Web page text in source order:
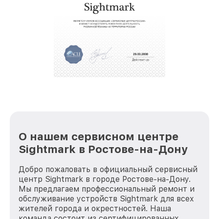
крупногабаритной техники, которые
обеспечат доставку устройств в сервис в
полной сохранности и бесплатно.
положительные отзывы и обрели отличную
репутацию. Мы постоянно совершенствуемся и
О нашем сервисном центре
Sightmark в Ростове-на-Дону
Добро пожаловать в официальный сервисный
центр Sightmark в городе Ростове-на-Дону.
Мы предлагаем профессиональный ремонт и
обслуживание устройств Sightmark для всех
жителей города и окрестностей. Наша